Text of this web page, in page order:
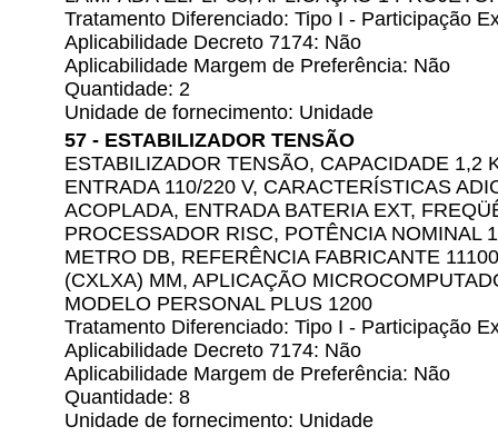
Tratamento Diferenciado: Tipo I - Participação
Aplicabilidade Decreto 7174: Não
Aplicabilidade Margem de Preferência: Não
Quantidade: 2
Unidade de fornecimento: Unidade
57 - ESTABILIZADOR TENSÃO
ESTABILIZADOR TENSÃO, CAPACIDADE 1,2
ENTRADA 110/220 V, CARACTERÍSTICAS
ACOPLADA, ENTRADA BATERIA EXT,
PROCESSADOR RISC, POTÊNCIA NOMINAL
METRO DB, REFERÊNCIA FABRICANTE
(CXLXA) MM, APLICAÇÃO
MODELO PERSONAL PLUS 1200
Tratamento Diferenciado: Tipo I - Participação
Aplicabilidade Decreto 7174: Não
Aplicabilidade Margem de Preferência: Não
Quantidade: 8
Unidade de fornecimento: Unidade